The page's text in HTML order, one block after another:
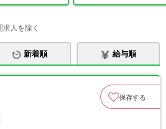
人を除く
新着順 給与順
保存する